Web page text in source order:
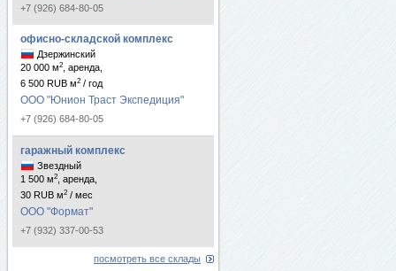
+7 (926) 684-80-05
офисно-складской комплекс
Дзержинский
20 000 м2
, аренда,
6 500 RUB м2 / год
ООО "Юнион Траст Экспедиция"
+7 (926) 684-80-05
гаражный комплекс
Звездный
1 500 м2
, аренда,
30 RUB м2 / мес
ООО "Формат"
+7 (932) 337-00-53
посмотреть все склады